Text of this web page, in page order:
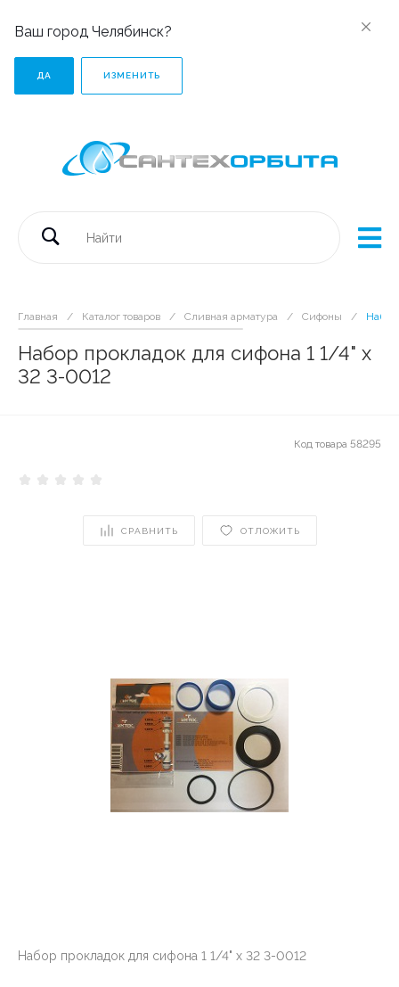
Ваш город Челябинск?
ДА ИЗМЕНИТЬ
Главная / Каталог товаров / Сливная арматура / Сифоны / Набор
Набор прокладок для сифона 1 1/4" х
32 3-0012
Код товара 58295
СРАВНИТЬ ОТЛОЖИТЬ
Набор прокладок для сифона 1 1/4" х 32 3-0012